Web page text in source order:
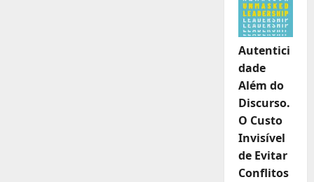
Autentici
dade
Além do
Discurso.
O Custo
Invisível
de Evitar
Conflitos